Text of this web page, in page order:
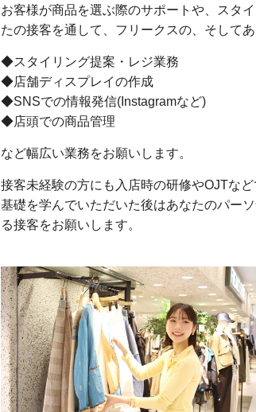
お客様が商品を選ぶ際のサポートや、スタ
たの接客を通して、フリークスの、そして
◆スタイリング提案・レジ業務
◆店舗ディスプレイの作成
◆SNSでの情報発信(Instagramなど)
◆店頭での商品管理
など幅広い業務をお願いします。
接客未経験の方にも入店時の研修やOJTな
基礎を学んでいただいた後はあなたのパー
る接客をお願いします。